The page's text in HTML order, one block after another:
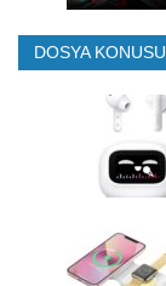
DOSYA KONUSU